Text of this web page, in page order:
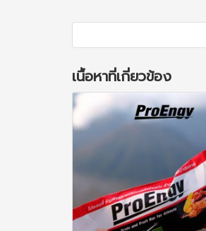
เนื้อหาที่เกี่ยวข้อง